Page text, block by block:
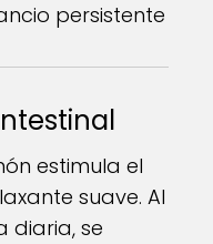
persistente
estimula el
suave. Al
diaria, se